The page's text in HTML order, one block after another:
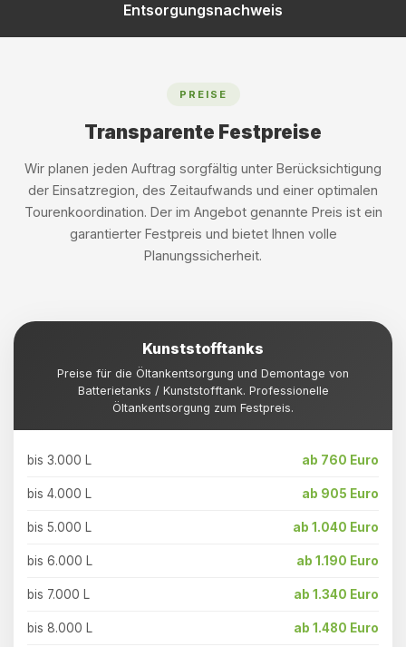
Entsorgungsnachweis
PREISE
Transparente Festpreise
Wir planen jeden Auftrag sorgfältig unter Berücksichtigung
der Einsatzregion, des Zeitaufwands und einer optimalen
Tourenkoordination. Der im Angebot genannte Preis ist ein
garantierter Festpreis und bietet Ihnen volle
Planungssicherheit.
Kunststofftanks
Preise für die Öltankentsorgung und Demontage von
Batterietanks / Kunststofftank. Professionelle
Öltankentsorgung zum Festpreis.
bis 3.000 L ab 760 Euro
bis 4.000 L ab 905 Euro
bis 5.000 L ab 1.040 Euro
bis 6.000 L ab 1.190 Euro
bis 7.000 L ab 1.340 Euro
bis 8.000 L ab 1.480 Euro